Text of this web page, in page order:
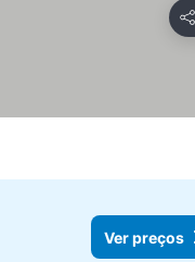
Ver preços